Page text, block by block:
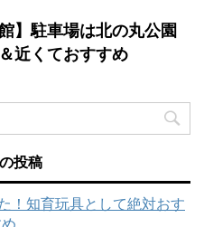
】駐車場は北の丸公園
近くておすすめ
投稿
！知育玩具として絶対おす